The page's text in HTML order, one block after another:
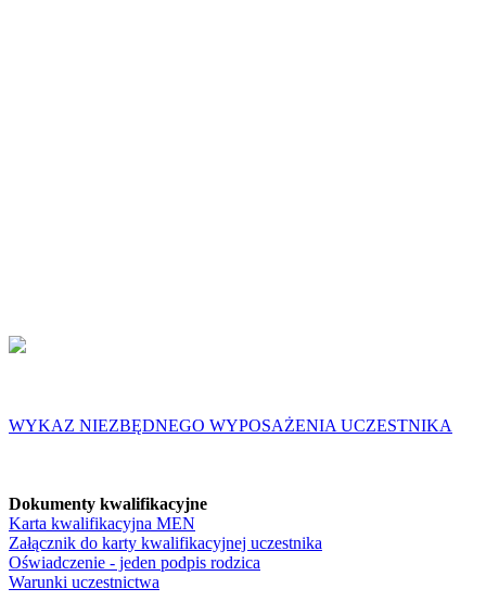
WYKAZ NIEZBĘDNEGO WYPOSAŻENIA UCZESTNIKA
Dokumenty kwalifikacyjne
Karta kwalifikacyjna MEN
Załącznik do karty kwalifikacyjnej uczestnika
Oświadczenie - jeden podpis rodzica
Warunki uczestnictwa